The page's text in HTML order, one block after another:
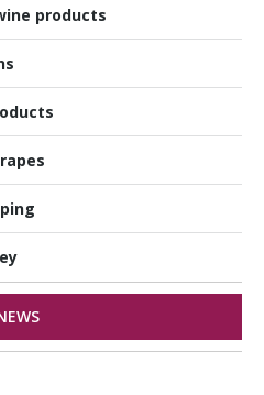
products